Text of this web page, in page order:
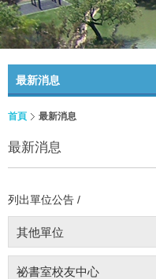
最新消息
首頁 最新消息
最新消息
列出單位公告 /
其他單位
祕書室校友中心